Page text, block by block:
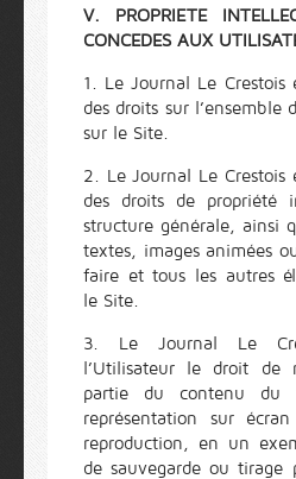
V. PROPRIETE
CONCEDES AUX
1. Le Journal Le Crestois
des droits sur
sur le Site.
2. Le Journal Le Crestois
des droits de propriété
structure générale, ainsi
textes, images animées
faire et tous les autres
le Site.
3. Le Journal Le
l’Utilisateur le droit de
partie du contenu du
représentation sur
reproduction, en un
de sauvegarde ou tirage